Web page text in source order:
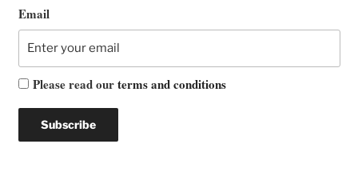
Email
Please read ourterms and conditions